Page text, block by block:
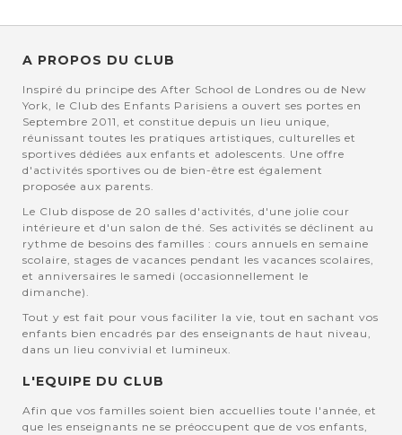
A PROPOS DU CLUB
Inspiré du principe des After School de Londres ou de New
York, le Club des Enfants Parisiens a ouvert ses portes en
Septembre 2011, et constitue depuis un lieu unique,
réunissant toutes les pratiques artistiques, culturelles et
sportives dédiées aux enfants et adolescents. Une offre
d'activités sportives ou de bien-être est également
proposée aux parents.
Le Club dispose de 20 salles d'activités, d'une jolie cour
intérieure et d'un salon de thé. Ses activités se déclinent au
rythme de besoins des familles : cours annuels en semaine
scolaire, stages de vacances pendant les vacances scolaires,
et anniversaires le samedi (occasionnellement le
dimanche).
Tout y est fait pour vous faciliter la vie, tout en sachant vos
enfants bien encadrés par des enseignants de haut niveau,
dans un lieu convivial et lumineux.
L'EQUIPE DU CLUB
Afin que vos familles soient bien accuellies toute l'année, et
que les enseignants ne se préoccupent que de vos enfants,